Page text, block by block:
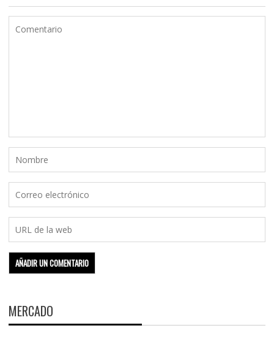
MERCADO